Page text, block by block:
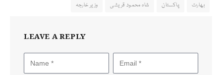
بھارت پاکستان شاہ محمود قریشی وزیر خارجہ
LEAVE A REPLY